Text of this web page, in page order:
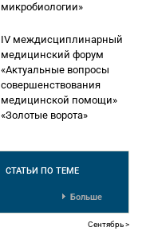
микробиологии»
IV междисциплинарный
медицинский форум
«Актуальные вопросы
совершенствования
медицинской помощи»
«Золотые ворота»
СТАТЬИПО ТЕМЕ
Больше
Сентябрь >